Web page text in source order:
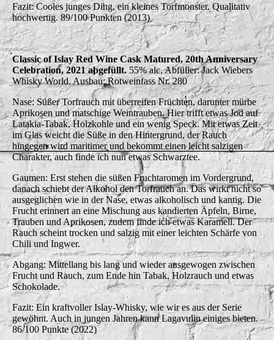
Fazit: Cooles junges Ding, ein kleines Torfmonster. Qualitativ
hochwertig. 89/100 Punkten (2013)
Classic of Islay Red Wine Cask Matured, 20th Anniversary
Celebration, 2021 abgefüllt. 55% alc. Abfüller: Jack Wiebers
Whisky World. Ausbau: Rotweinfass Nr. 280
Nase: Süßer Torfrauch mit überreifen Früchten, darunter mürbe
Aprikosen und matschige Weintrauben. Hier trifft etwas Jod auf
Latakia-Tabak, Holzkohle und ein wenig Speck. Mit etwas Zeit
im Glas weicht die Süße in den Hintergrund, der Rauch
hingegen wird maritimer und bekommt einen leicht salzigen
Charakter, auch finde ich nun etwas Schwarztee.
Gaumen: Erst stehen die süßen Fruchtaromen im Vordergrund,
danach schiebt der Alkohol den Torfrauch an. Das wirkt nicht so
ausgeglichen wie in der Nase, etwas alkoholisch und kantig. Die
Frucht erinnert an eine Mischung aus kandierten Äpfeln, Birne,
Trauben und Aprikosen, zudem finde ich etwas Karamell. Der
Rauch scheint trocken und salzig mit einer leichten Schärfe von
Chili und Ingwer.
Abgang: Mittellang bis lang und wieder ausgewogen zwischen
Frucht und Rauch, zum Ende hin Tabak, Holzrauch und etwas
Schokolade.
Fazit: Ein kraftvoller Islay-Whisky, wie wir es aus der Serie
gewöhnt. Auch in jungen Jahren kann Lagavulin einiges bieten.
86/100 Punkte (2022)